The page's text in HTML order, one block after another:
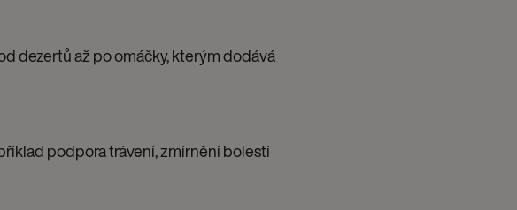
dezertů až po omáčky, kterým dodává
podpora trávení, zmírnění bolestí